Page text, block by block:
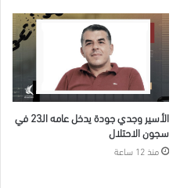
الأسير وجدي جودة يدخل عامه الـ23 في
سجون الاحتلال
منذ 12 ساعة